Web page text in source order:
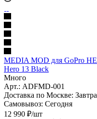
MEDIA MOD для GoPro
Hero 13 Black
Много
Арт.: ADFMD-001
Доставка по Москве: Завтра
Самовывоз: Сегодня
12 990 ₽/шт